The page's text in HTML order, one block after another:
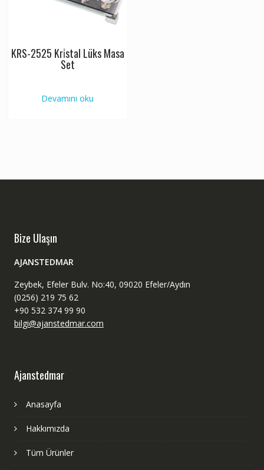
KRS-2525 Kri̇stal Lüks Masa
Set
Devamını oku
Bize Ulaşın
AJANSTEDMAR
Zeybek, Efeler Bulv. No:40, 09020 Efeler/Aydın
(0256) 219 75 62
+90 532 374 99 90
bilgi@ajanstedmar.com
Ajanstedmar
Anasayfa
Hakkımızda
Tüm Ürünler